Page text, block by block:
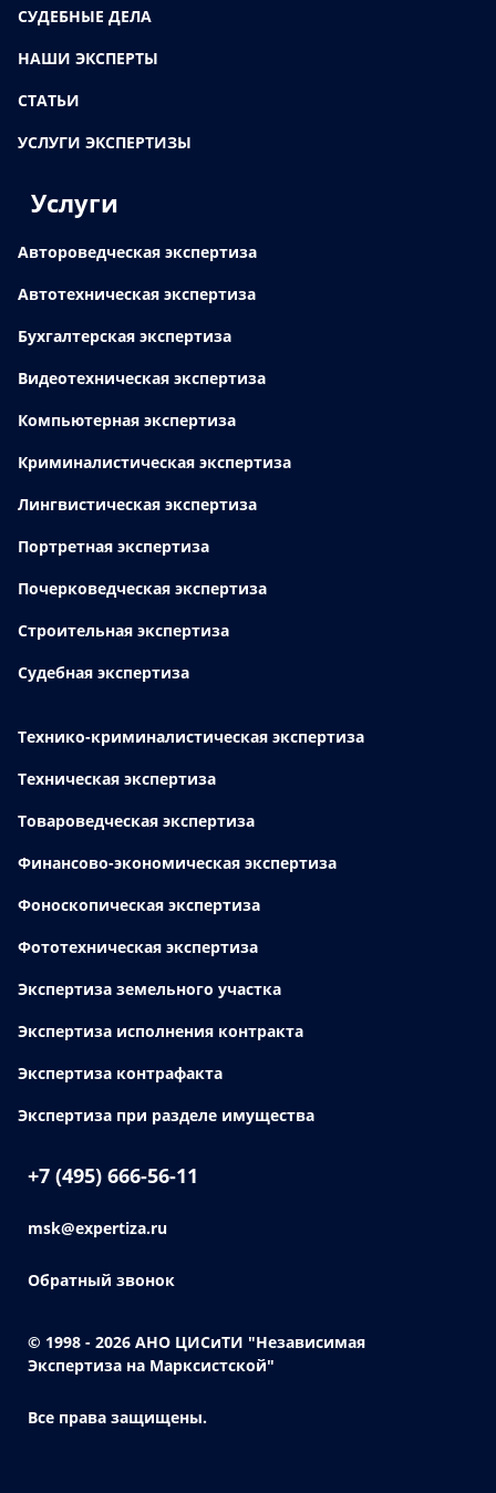
СУДЕБНЫЕ ДЕЛА
НАШИ ЭКСПЕРТЫ
СТАТЬИ
УСЛУГИ ЭКСПЕРТИЗЫ
Услуги
Автороведческая экспертиза
Автотехническая экспертиза
Бухгалтерская экспертиза
Видеотехническая экспертиза
Компьютерная экспертиза
Криминалистическая экспертиза
Лингвистическая экспертиза
Портретная экспертиза
Почерковедческая экспертиза
Строительная экспертиза
Судебная экспертиза
Технико-криминалистическая экспертиза
Техническая экспертиза
Товароведческая экспертиза
Финансово-экономическая экспертиза
Фоноскопическая экспертиза
Фототехническая экспертиза
Экспертиза земельного участка
Экспертиза исполнения контракта
Экспертиза контрафакта
Экспертиза при разделе имущества
+7 (495) 666-56-11
msk@expertiza.ru
Обратный звонок
© 1998 - 2026 АНО ЦИСиТИ "Независимая
Экспертиза на Марксистской"
Все права защищены.